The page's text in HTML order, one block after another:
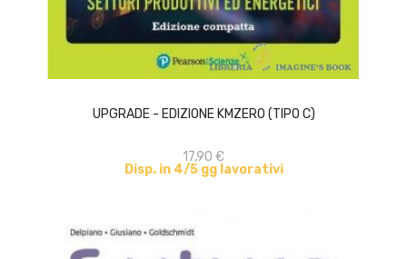
UPGRADE - EDIZIONE KMZERO (TIPO C)
17,90 €
Disp. in 4/5 gg lavorativi
ACQUISTA